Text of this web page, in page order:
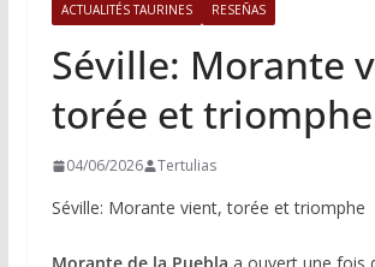
ACTUALITÉS TAURINES RESEÑAS
Séville: Morante
torée et
04/06/2026 Tertulias
Séville: Morante vient, torée et triomphe